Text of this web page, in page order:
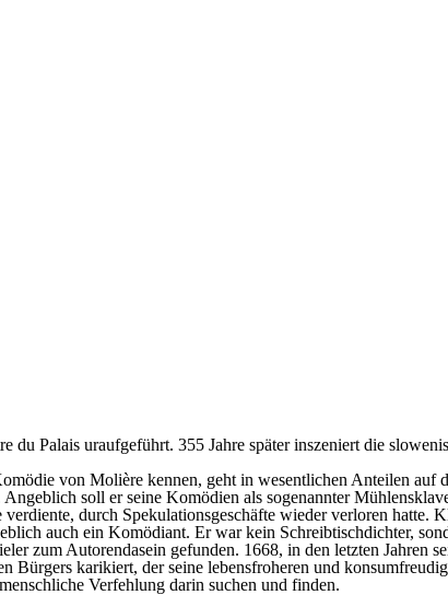
du Palais uraufgeführt. 355 Jahre später inszeniert die
von Molière kennen, geht in wesentlichen Anteilen
Angeblich soll er seine Komödien als sogenannter
verdiente, durch Spekulationsgeschäfte wieder verloren hatte.
auch ein Komödiant. Er war kein Schreibtischdichter,
zum Autorendasein gefunden. 1668, in den letzten
Bürgers karikiert, der seine lebensfroheren und
Verfehlung darin suchen und finden.